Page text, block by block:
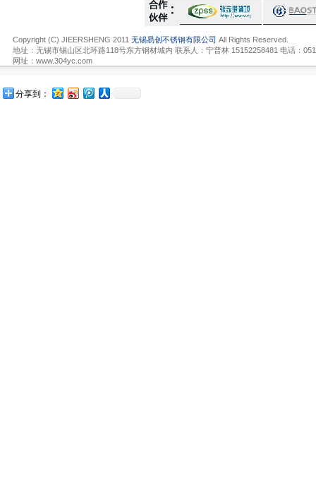
Copyright (C) JIEERSHENG 2011 无锡易创不锈钢有限公司 All Rights Reserved.
地址：无锡市锡山区北环路118号东方钢材城内 联系人：宁普林 15152258481 电话：
网址：www.304yc.com
分享到：